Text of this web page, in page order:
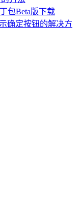
包Beta版下载
确定按钮的解决方